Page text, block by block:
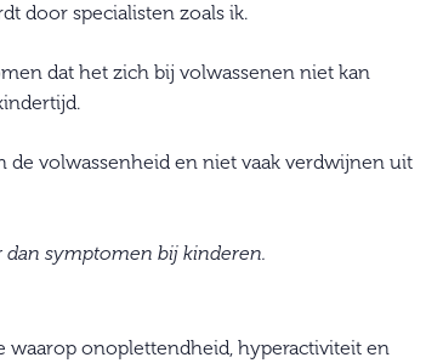
door specialisten zoals ik.
dat het zich bij volwassenen niet kan
de volwassenheid en niet vaak verdwijnen uit
dan symptomen bij kinderen.
waarop onoplettendheid, hyperactiviteit en